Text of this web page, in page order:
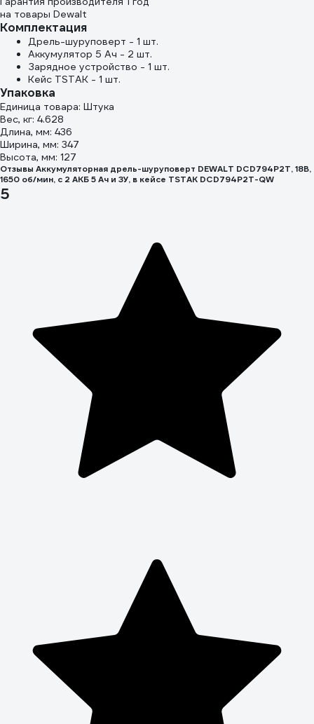
на товары Dewalt
Комплектация
Дрель-шуруповерт - 1 шт.
Аккумулятор 5 Ач - 2 шт.
Зарядное устройство - 1 шт.
Кейс TSTAK - 1 шт.
Упаковка
Единица товара: Штука
Вес, кг: 4.628
Длина, мм: 436
Ширина, мм: 347
Высота, мм: 127
Отзывы Аккумуляторная дрель-шуруповерт DEWALT DCD794P2T, 18В,
1650 об/мин, с 2 АКБ 5 Ач и ЗУ, в кейсе TSTAK DCD794P2T-QW
5